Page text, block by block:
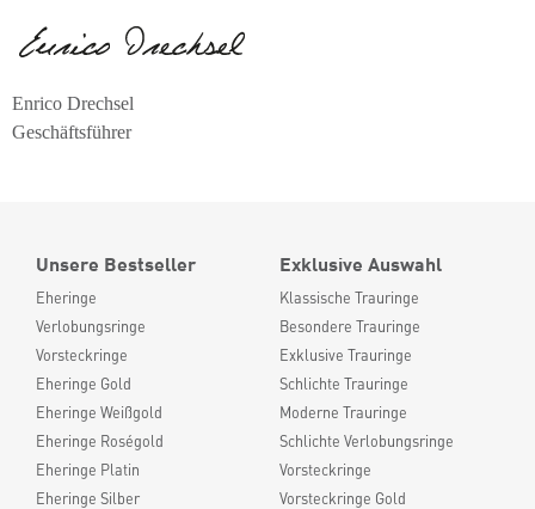
Enrico Drechsel
Geschäftsführer
Unsere Bestseller
Eheringe
Verlobungsringe
Vorsteckringe
Eheringe Gold
Eheringe Weißgold
Eheringe Roségold
Eheringe Platin
Eheringe Silber
Exklusive Auswahl
Klassische Trauringe
Besondere Trauringe
Exklusive Trauringe
Schlichte Trauringe
Moderne Trauringe
Schlichte Verlobungsringe
Vorsteckringe
Vorsteckringe Gold